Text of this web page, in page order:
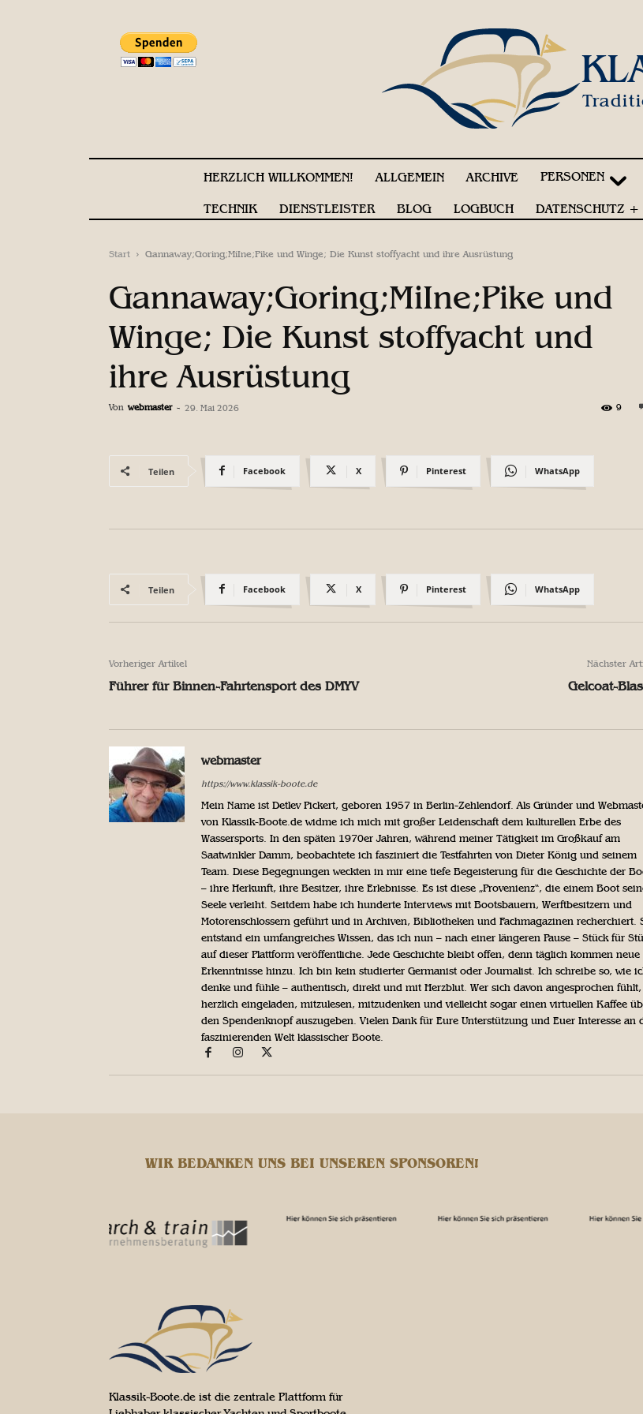
HERZLICH WILLKOMMEN! ALLGEMEIN ARCHIVE PERSONEN
TECHNIK DIENSTLEISTER BLOG LOGBUCH DATENSCHUTZ +
Start Gannaway;Goring;MiIne;Pike und Winge; Die Kunst stoffyacht und ihre Ausrüstung
Gannaway;Goring;MiIne;Pike und
Winge; Die Kunst stoffyacht und
ihre Ausrüstung
Von webmaster - 29. Mai 2026 9
Teilen Facebook X Pinterest WhatsApp
Teilen Facebook X Pinterest WhatsApp
Vorheriger Artikel
Führer für Binnen-Fahrtensport des DMYV
Nächster
Gelcoat-
webmaster
https://www.klassik-boote.de
Mein Name ist Detlev Pickert, geboren 1957 in Berlin-Zehlendorf. Als Gründer und
von Klassik-Boote.de widme ich mich mit großer Leidenschaft dem kulturellen Erbe des
Wassersports. In den späten 1970er Jahren, während meiner Tätigkeit im Großkauf am
Saatwinkler Damm, beobachtete ich fasziniert die Testfahrten von Dieter König und seinem
Team. Diese Begegnungen weckten in mir eine tiefe Begeisterung für die Geschichte der
– ihre Herkunft, ihre Besitzer, ihre Erlebnisse. Es ist diese „Provenienz“, die einem Boot
Seele verleiht. Seitdem habe ich hunderte Interviews mit Bootsbauern, Werftbesitzern und
Motorenschlossern geführt und in Archiven, Bibliotheken und Fachmagazinen recherchiert.
entstand ein umfangreiches Wissen, das ich nun – nach einer längeren Pause – Stück für
auf dieser Plattform veröffentliche. Jede Geschichte bleibt offen, denn täglich kommen neue
Erkenntnisse hinzu. Ich bin kein studierter Germanist oder Journalist. Ich schreibe so, wie
denke und fühle – authentisch, direkt und mit Herzblut. Wer sich davon angesprochen
herzlich eingeladen, mitzulesen, mitzudenken und vielleicht sogar einen virtuellen Kaffee
den Spendenknopf auszugeben. Vielen Dank für Eure Unterstützung und Euer Interesse an
faszinierenden Welt klassischer Boote.
WIR BEDANKEN UNS BEI UNSEREN SPONSOREN!
Klassik-Boote.de ist die zentrale Plattform für